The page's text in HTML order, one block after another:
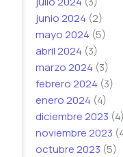
junio 2024 (2)
mayo 2024 (5)
abril 2024 (3)
marzo 2024 (3)
febrero 2024 (3)
enero 2024 (4)
diciembre 2023 (4)
noviembre 2023
octubre 2023 (5)